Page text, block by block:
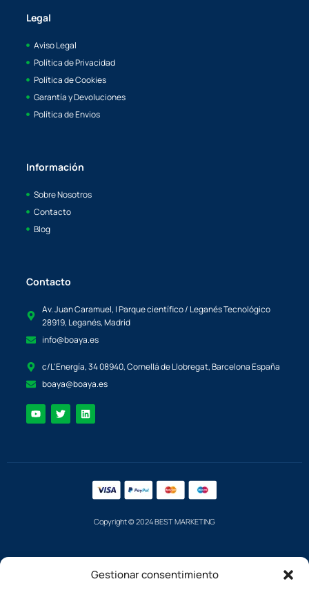
Gestionar consentimiento
Legal
Aviso Legal
Política de Privacidad
Política de Cookies
Garantía y Devoluciones
Política de Envios
Información
Sobre Nosotros
Contacto
Blog
Contacto
Av. Juan Caramuel, I Parque científico / Leganés Tecnológico
28919, Leganés, Madrid
info@boaya.es
c/L'Energía, 34 08940, Cornellá de Llobregat, Barcelona España
boaya@boaya.es
Copyright © 2024 BEST MARKETING